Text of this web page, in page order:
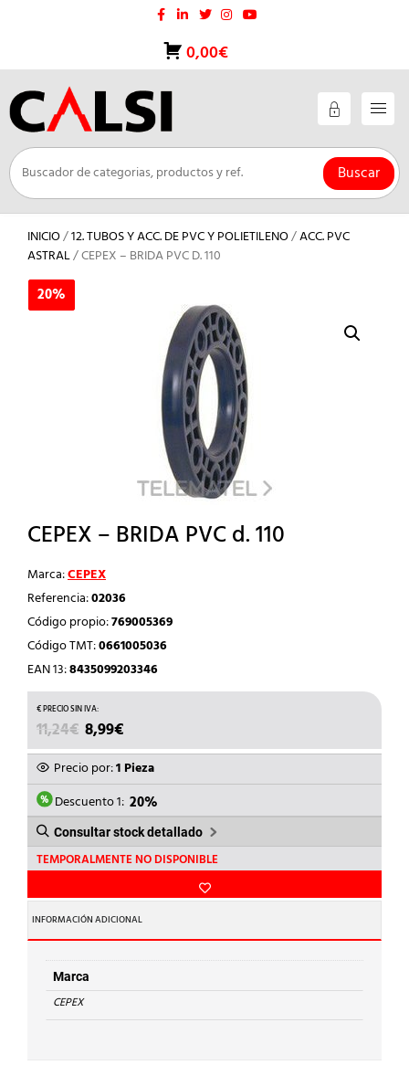
0,00€
Buscar
INICIO/12. TUBOS Y ACC. DE PVC Y POLIETILENO/ACC. PVC
ASTRAL/ CEPEX – BRIDA PVC D. 110
20%
CEPEX – BRIDA PVC d. 110
Marca:CEPEX
Referencia:02036
Código propio:769005369
Código TMT:0661005036
EAN 13:8435099203346
11,24€ EL
PRECIO
ORIGINAL
ERA:
11,24€.
8,99€
PRECIO
ACTUAL
ES:
8,99€.
Precio por:1 Pieza
Descuento 1: 20%
Consultar stock detallado
TEMPORALMENTE NO DISPONIBLE
INFORMACIÓN ADICIONAL
Marca
CEPEX
20%